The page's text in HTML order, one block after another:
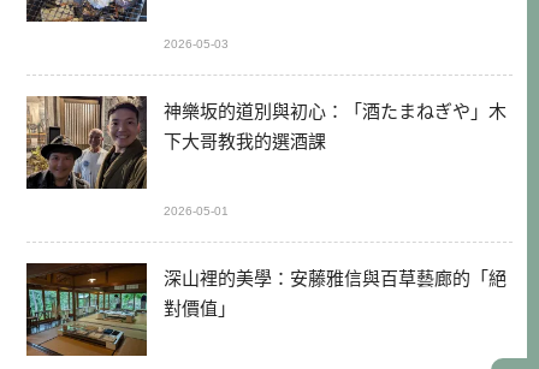
2026-05-03
神樂坂的道別與初心：「酒たまねぎや」木
下大哥教我的選酒課
2026-05-01
深山裡的美學：安藤雅信與百草藝廊的「絕
對價值」